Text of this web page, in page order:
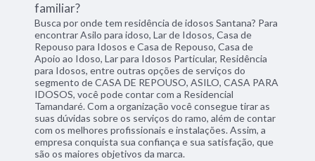
familiar?
Busca por onde tem residência de idosos Santana? Para
encontrar Asilo para idoso, Lar de Idosos, Casa de
Repouso para Idosos e Casa de Repouso, Casa de
Apoio ao Idoso, Lar para Idosos Particular, Residência
para Idosos, entre outras opções de serviços do
segmento de CASA DE REPOUSO, ASILO, CASA PARA
IDOSOS, você pode contar com a Residencial
Tamandaré. Com a organização você consegue tirar as
suas dúvidas sobre os serviços do ramo, além de contar
com os melhores profissionais e instalações. Assim, a
empresa conquista sua confiança e sua satisfação, que
são os maiores objetivos da marca.